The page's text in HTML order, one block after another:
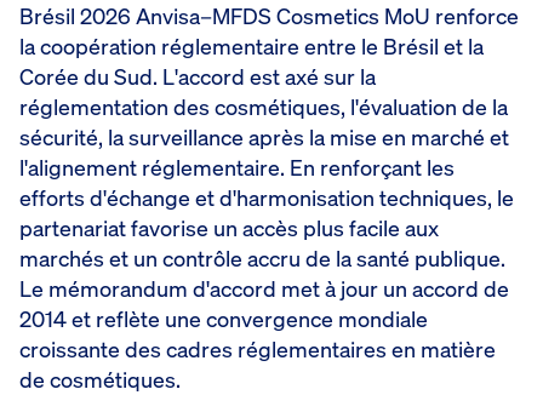
Brésil 2026 Anvisa–MFDS Cosmetics MoU renforce
la coopération réglementaire entre le Brésil et la
Corée du Sud. L'accord est axé sur la
réglementation des cosmétiques, l'évaluation de la
sécurité, la surveillance après la mise en marché et
l'alignement réglementaire. En renforçant les
efforts d'échange et d'harmonisation techniques, le
partenariat favorise un accès plus facile aux
marchés et un contrôle accru de la santé publique.
Le mémorandum d'accord met à jour un accord de
2014 et reflète une convergence mondiale
croissante des cadres réglementaires en matière
de cosmétiques.